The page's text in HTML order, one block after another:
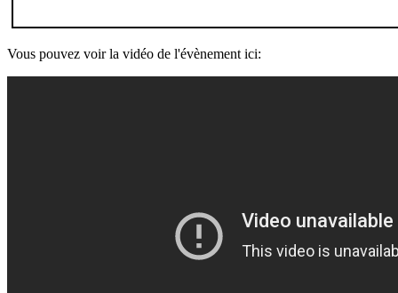
Vous pouvez voir la vidéo de l'évènement ici: